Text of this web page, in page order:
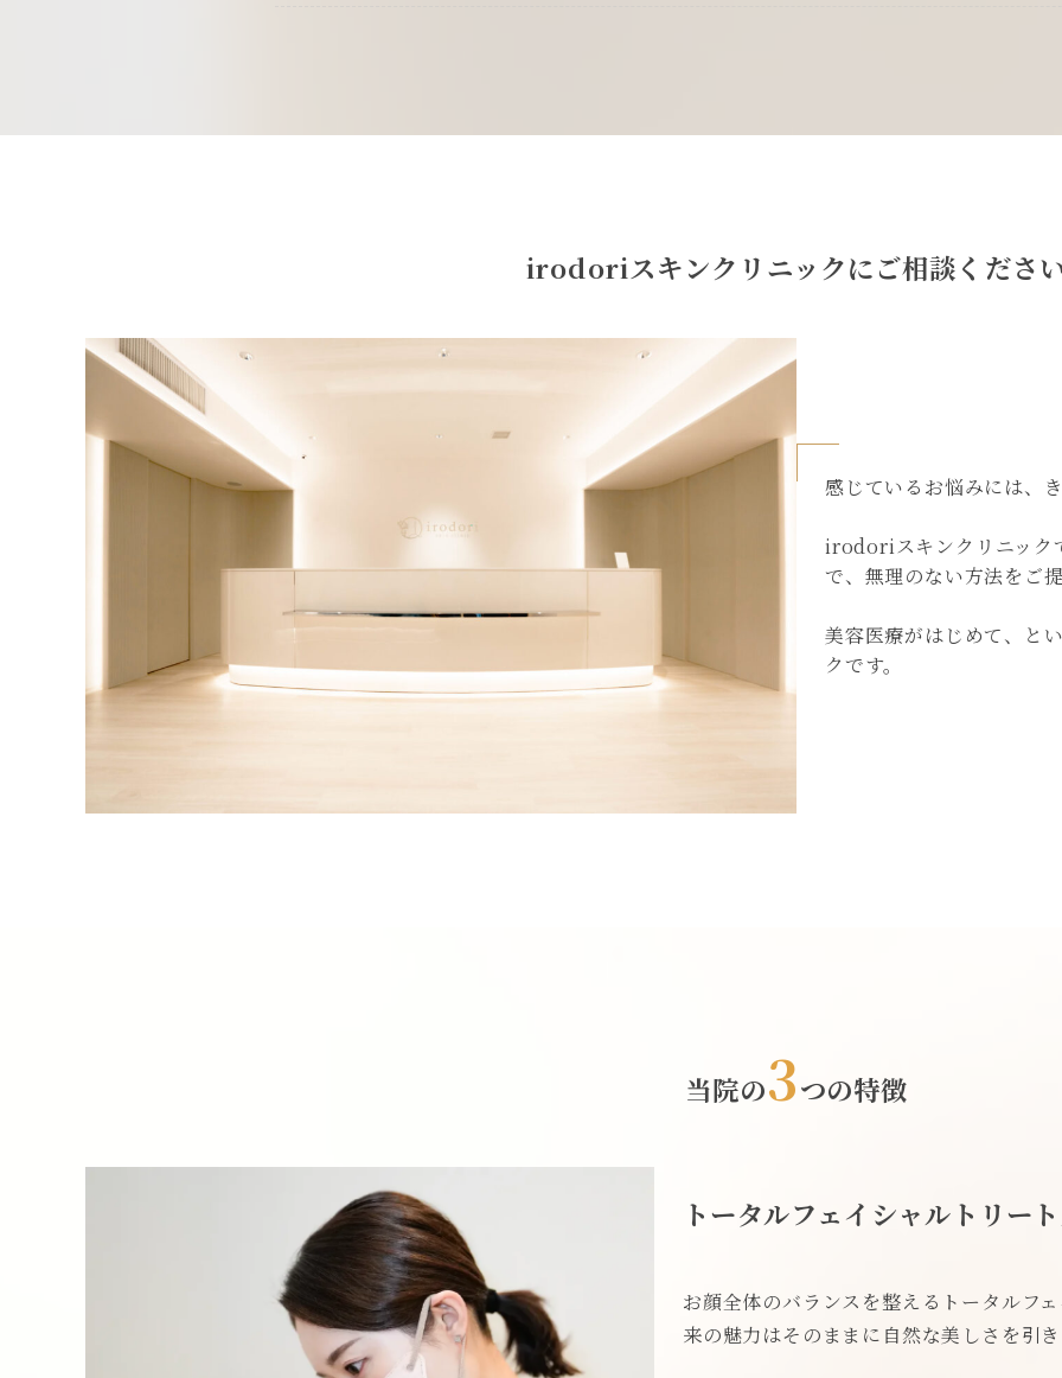
irodoriスキンクリニックにご相談くださ
感じているお悩みには、
irodoriスキンクリニック
で、無理のない方法をご
美容医療がはじめて、と
クです。
当院の3つの特徴
トータルフェイシャルトリー
お顔全体のバランスを整えるトータルフ
来の魅力はそのままに自然な美しさを引